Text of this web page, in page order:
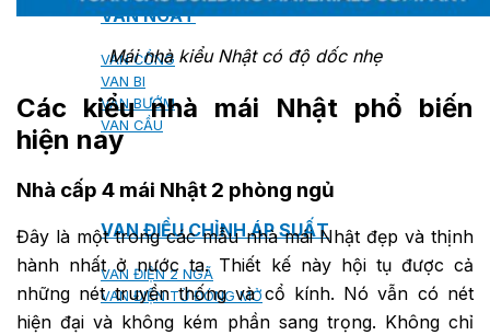
VAN NGẮT
VAN CỔNG
VAN BI
VAN BƯỚM
VAN CẦU
VAN ĐIỀU CHỈNH ÁP SUẤT
VAN ĐIỆN 2 NGÃ
VAN ĐIỆN TỪ ĐÓNG MỞ
Mái nhà kiểu Nhật có độ dốc nhẹ
Các kiểu nhà mái Nhật phổ biến
hiện nay
Nhà cấp 4 mái Nhật 2 phòng ngủ
Đây là một trong các mẫu nhà mái Nhật đẹp và thịnh
hành nhất ở nước ta. Thiết kế này hội tụ được cả
những nét truyền thống và cổ kính. Nó vẫn có nét
hiện đại và không kém phần sang trọng. Không chỉ